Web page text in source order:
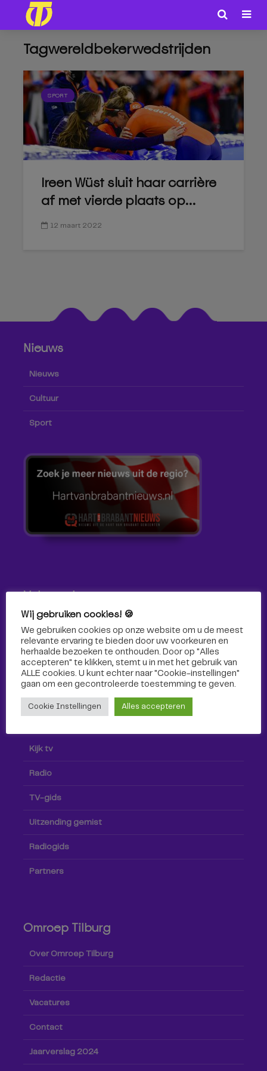
Tagwereldbekerwedstrijden
SPORT
Ireen Wüst sluit haar carrière
af met vierde plaats op...
12 maart 2022
Nieuws
Nieuws
Cultuur
Sport
Volg ons!
Volg Omroep Tilburg niet alleen hier, maar ook via social
media!
Kijk tv
Radio
TV-gids
Uitzending gemist
Radiogids
Partners
Omroep Tilburg
Over Omroep Tilburg
Redactie
Vacatures
Contact
Jaarverslag 2024
Wij gebruiken cookies! 🍪
We gebruiken cookies op onze website om u de meest
relevante ervaring te bieden door uw voorkeuren en
herhaalde bezoeken te onthouden. Door op "Alles
accepteren" te klikken, stemt u in met het gebruik van
ALLE cookies. U kunt echter naar "Cookie-instellingen"
gaan om een ​​gecontroleerde toestemming te geven.
Cookie Instellingen Alles accepteren